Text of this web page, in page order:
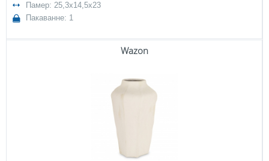
Памер: 25,3x14,5x23
Пакаванне: 1
Wazon